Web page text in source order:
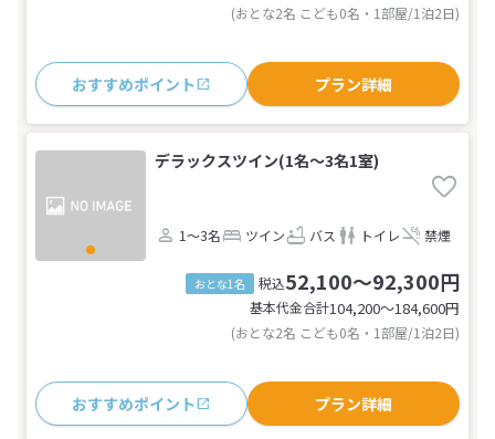
(おとな2名 こども0名・1部屋/1泊2日)
おすすめポイント プラン詳細
デラックスツイン(1名～3名1室)
1～3名 ツイン バス トイレ 禁煙
おとな1名 税込52,100～92,300円
基本代金合計104,200〜184,600円
(おとな2名 こども0名・1部屋/1泊2日)
おすすめポイント プラン詳細